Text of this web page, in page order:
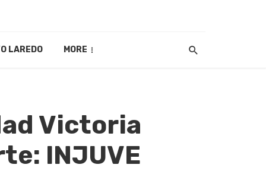
LAREDO MORE
Victoria
INJUVE